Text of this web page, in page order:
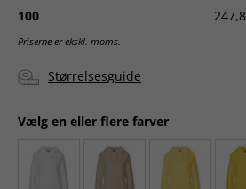
100
Priserne er ekskl. moms.
Størrelsesguide
Vælg en eller flere farver